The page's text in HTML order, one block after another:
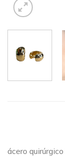
ácero